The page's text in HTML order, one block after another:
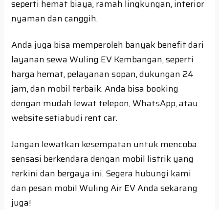
seperti hemat biaya, ramah lingkungan, interior
nyaman dan canggih.
Anda juga bisa memperoleh banyak benefit dari
layanan sewa Wuling EV Kembangan, seperti
harga hemat, pelayanan sopan, dukungan 24
jam, dan mobil terbaik. Anda bisa booking
dengan mudah lewat telepon, WhatsApp, atau
website setiabudi rent car.
Jangan lewatkan kesempatan untuk mencoba
sensasi berkendara dengan mobil listrik yang
terkini dan bergaya ini. Segera hubungi kami
dan pesan mobil Wuling Air EV Anda sekarang
juga!